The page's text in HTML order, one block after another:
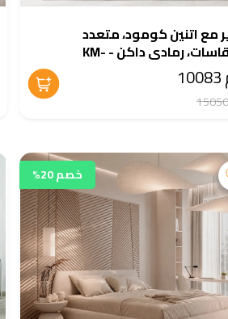
مع اتنين كومود، متعدد
المقاسات، رمادي داكن - KM-
خصم 20%